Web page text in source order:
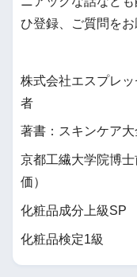
ひ登録、ご質問をお
株式会社エスプレ
者
著書：スキンケア大
京都工繊大学院博
価）
化粧品成分上級SP
化粧品検定1級